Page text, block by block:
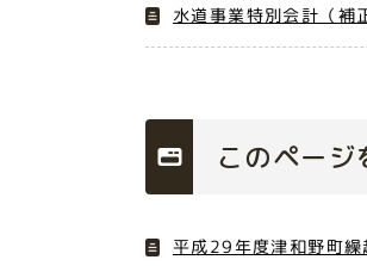
水道事業特別会計（補
このページ
平成29年度津和野町繰